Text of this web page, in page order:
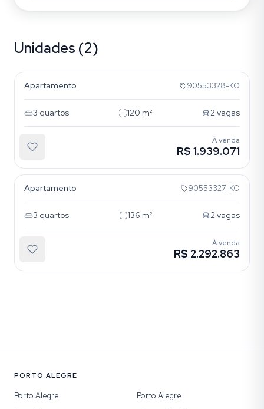
Unidades (2)
Auxiliadora
Apartamento 90553328-KO
3 quartos 120 m² 2vagas
À venda
R$ 1.939.071
Apartamento 90553327-KO
3 quartos 136 m² 2vagas
À venda
R$ 2.292.863
PORTO ALEGRE
Porto Alegre
Porto Alegre